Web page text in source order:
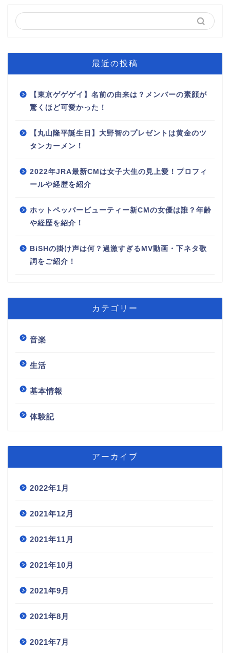
最近の投稿
【東京ゲゲゲイ】名前の由来は？メンバーの素顔が
驚くほど可愛かった！
【丸山隆平誕生日】大野智のプレゼントは黄金のツ
タンカーメン！
2022年JRA最新CMは女子大生の見上愛！プロフィ
ールや経歴を紹介
ホットペッパービューティー新CMの女優は誰？年齢
や経歴を紹介！
BiSHの掛け声は何？過激すぎるMV動画・下ネタ歌
詞をご紹介！
カテゴリー
音楽
生活
基本情報
体験記
アーカイブ
2022年1月
2021年12月
2021年11月
2021年10月
2021年9月
2021年8月
2021年7月